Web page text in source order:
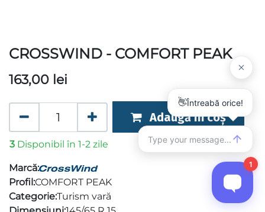
CROSSWIND - COMFORT PEAK
163,00 lei
Adaugă în coș
3 Disponibil în 1-2 zile
Marcă:
Profil:COMFORT PEAK
Categorie:Turism vară